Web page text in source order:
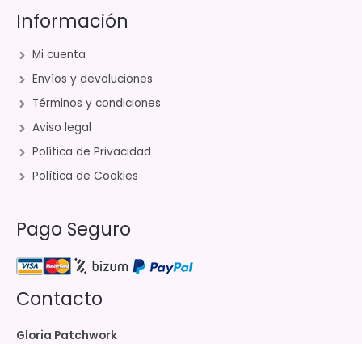
Información
Mi cuenta
Envíos y devoluciones
Términos y condiciones
Aviso legal
Política de Privacidad
Política de Cookies
Pago Seguro
Contacto
Gloria Patchwork